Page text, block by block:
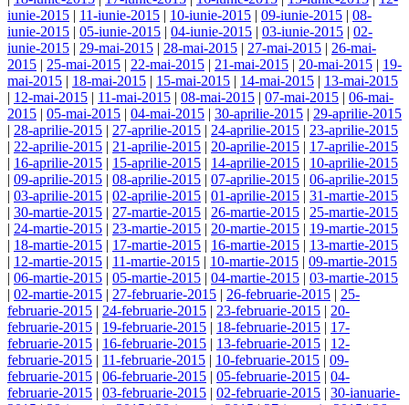
iunie-2015 | 11-iunie-2015 | 10-iunie-2015 | 09-iunie-2015 | 08-
iunie-2015 | 05-iunie-2015 | 04-iunie-2015 | 03-iunie-2015 | 02-
iunie-2015 | 29-mai-2015 | 28-mai-2015 | 27-mai-2015 | 26-mai-
2015 | 25-mai-2015 | 22-mai-2015 | 21-mai-2015 | 20-mai-2015 | 19-
mai-2015 | 18-mai-2015 | 15-mai-2015 | 14-mai-2015 | 13-mai-2015
| 12-mai-2015 | 11-mai-2015 | 08-mai-2015 | 07-mai-2015 | 06-mai-
2015 | 05-mai-2015 | 04-mai-2015 | 30-aprilie-2015 | 29-aprilie-2015
| 28-aprilie-2015 | 27-aprilie-2015 | 24-aprilie-2015 | 23-aprilie-2015
| 22-aprilie-2015 | 21-aprilie-2015 | 20-aprilie-2015 | 17-aprilie-2015
| 16-aprilie-2015 | 15-aprilie-2015 | 14-aprilie-2015 | 10-aprilie-2015
| 09-aprilie-2015 | 08-aprilie-2015 | 07-aprilie-2015 | 06-aprilie-2015
| 03-aprilie-2015 | 02-aprilie-2015 | 01-aprilie-2015 | 31-martie-2015
| 30-martie-2015 | 27-martie-2015 | 26-martie-2015 | 25-martie-2015
| 24-martie-2015 | 23-martie-2015 | 20-martie-2015 | 19-martie-2015
| 18-martie-2015 | 17-martie-2015 | 16-martie-2015 | 13-martie-2015
| 12-martie-2015 | 11-martie-2015 | 10-martie-2015 | 09-martie-2015
| 06-martie-2015 | 05-martie-2015 | 04-martie-2015 | 03-martie-2015
| 02-martie-2015 | 27-februarie-2015 | 26-februarie-2015 | 25-
februarie-2015 | 24-februarie-2015 | 23-februarie-2015 | 20-
februarie-2015 | 19-februarie-2015 | 18-februarie-2015 | 17-
februarie-2015 | 16-februarie-2015 | 13-februarie-2015 | 12-
februarie-2015 | 11-februarie-2015 | 10-februarie-2015 | 09-
februarie-2015 | 06-februarie-2015 | 05-februarie-2015 | 04-
februarie-2015 | 03-februarie-2015 | 02-februarie-2015 | 30-ianuarie-